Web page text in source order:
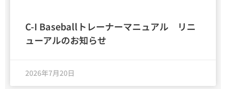
C-I Baseballトレーナーマニュアル リニ
ューアルのお知らせ
2026年7月20日